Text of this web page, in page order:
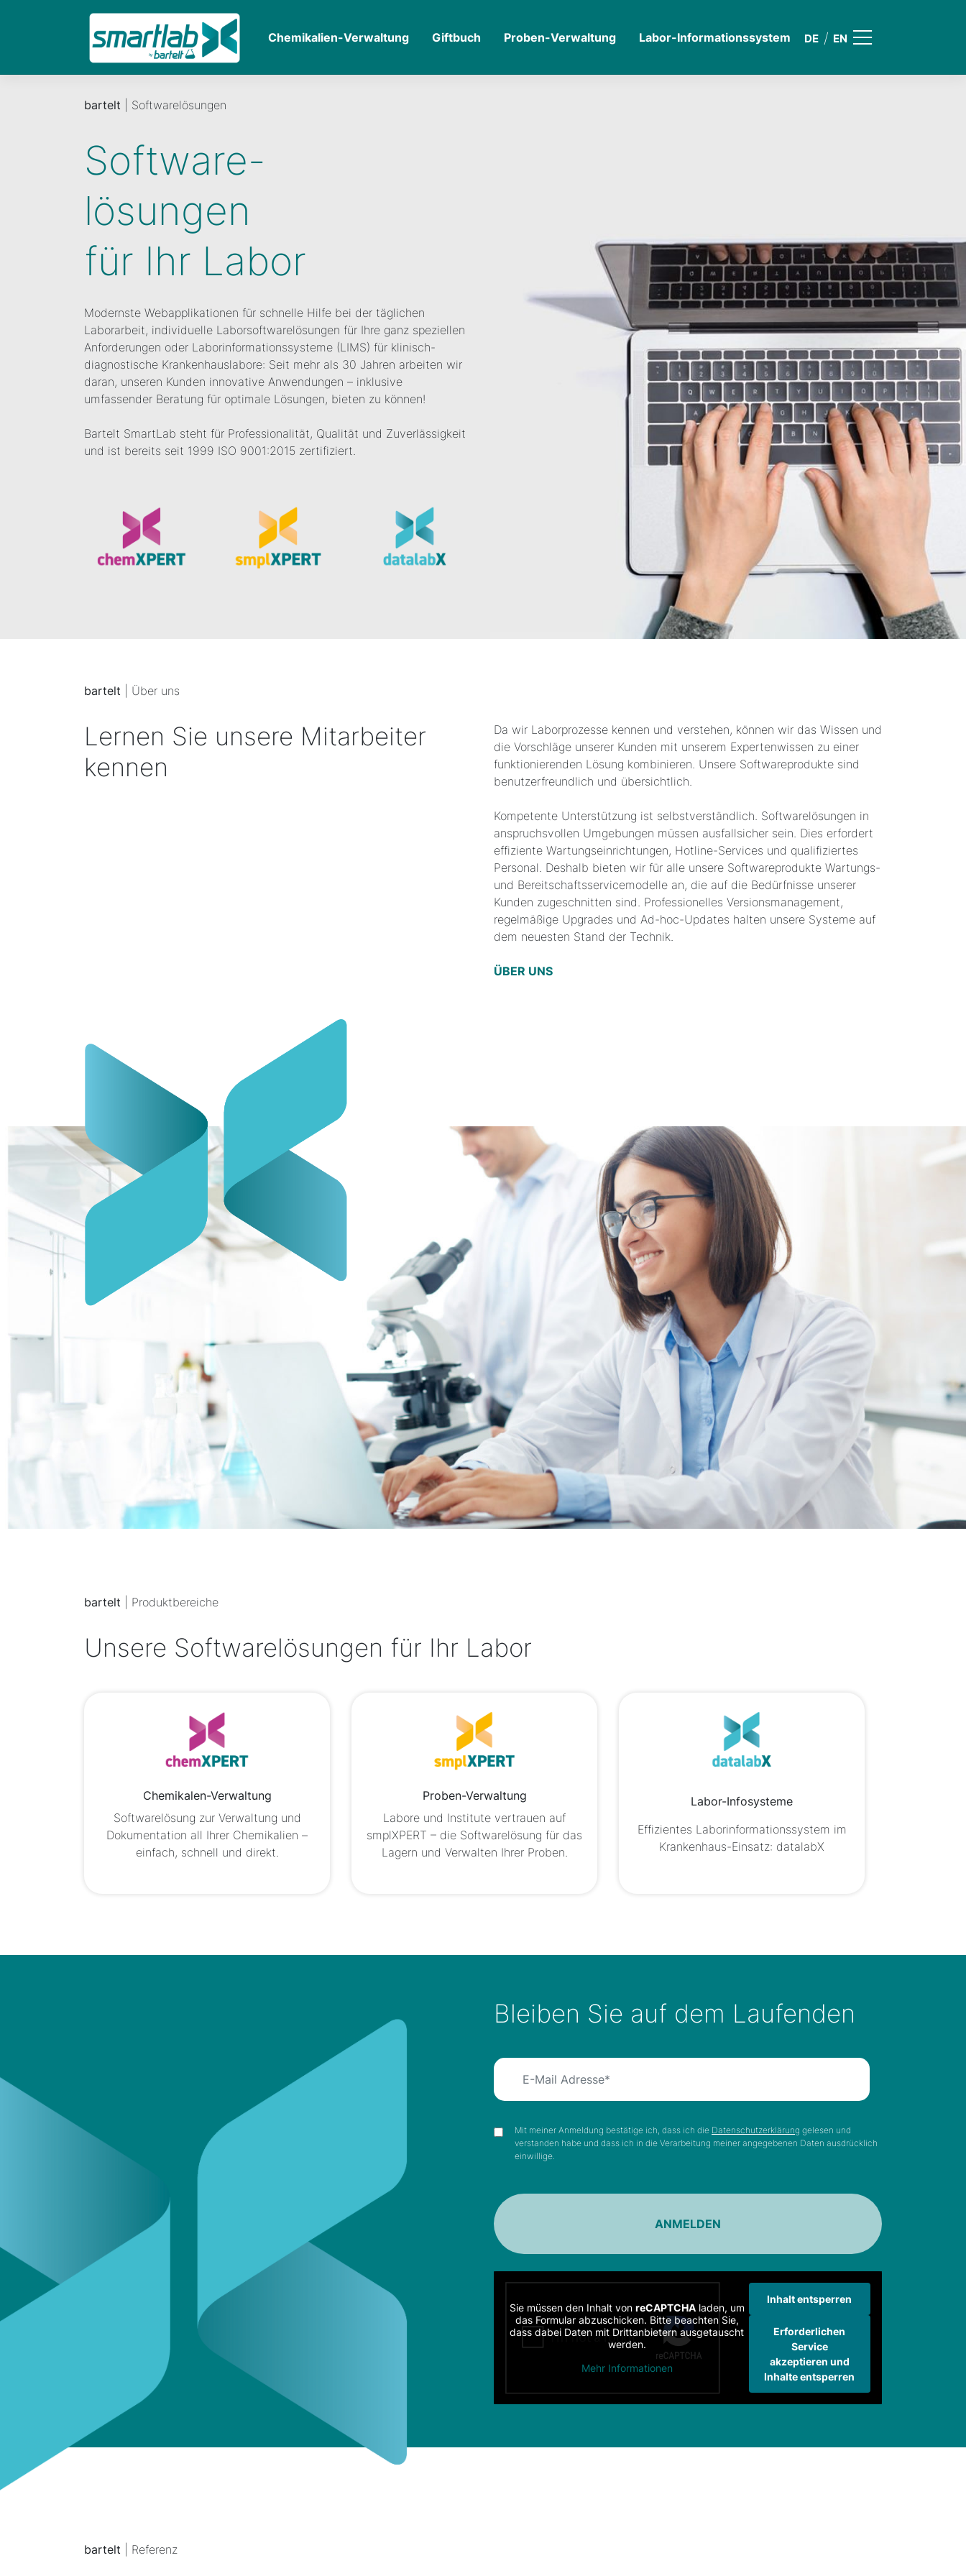
Chemikalien-Verwaltung Giftbuch Proben-Verwaltung Labor-Informationssystem DE EN
bartelt | Softwarelösungen
Software-
lösungen
für Ihr Labor
Modernste Webapplikationen für schnelle Hilfe bei der täglichen
Laborarbeit, individuelle Laborsoftwarelösungen für Ihre ganz speziellen
Anforderungen oder Laborinformationssysteme (LIMS) für klinisch-
diagnostische Krankenhauslabore: Seit mehr als 30 Jahren arbeiten wir
daran, unseren Kunden innovative Anwendungen – inklusive
umfassender Beratung für optimale Lösungen, bieten zu können!
Bartelt SmartLab steht für Professionalität, Qualität und Zuverlässigkeit
und ist bereits seit 1999 ISO 9001:2015 zertifiziert.
bartelt | Über uns
Lernen Sie unsere Mitarbeiter
kennen
Da wir Laborprozesse kennen und verstehen, können wir das Wissen und
die Vorschläge unserer Kunden mit unserem Expertenwissen zu einer
funktionierenden Lösung kombinieren. Unsere Softwareprodukte sind
benutzerfreundlich und übersichtlich.
Kompetente Unterstützung ist selbstverständlich. Softwarelösungen in
anspruchsvollen Umgebungen müssen ausfallsicher sein. Dies erfordert
effiziente Wartungseinrichtungen, Hotline-Services und qualifiziertes
Personal. Deshalb bieten wir für alle unsere Softwareprodukte Wartungs-
und Bereitschaftsservicemodelle an, die auf die Bedürfnisse unserer
Kunden zugeschnitten sind. Professionelles Versionsmanagement,
regelmäßige Upgrades und Ad-hoc-Updates halten unsere Systeme auf
dem neuesten Stand der Technik.
ÜBER UNS
bartelt | Produktbereiche
Unsere Softwarelösungen für Ihr Labor
Chemikalen-Verwaltung
Softwarelösung zur Verwaltung und
Dokumentation all Ihrer Chemikalien –
einfach, schnell und direkt.
Proben-Verwaltung
Labore und Institute vertrauen auf
smplXPERT – die Softwarelösung für das
Lagern und Verwalten Ihrer Proben.
Labor-Infosysteme
Effizientes Laborinformationssystem im
Krankenhaus-Einsatz: datalabX
Bleiben Sie auf dem Laufenden
Mit meiner Anmeldung bestätige ich, dass ich die Datenschutzerklärung gelesen und
verstanden habe und dass ich in die Verarbeitung meiner angegebenen Daten ausdrücklich
einwillige.
Sie müssen den Inhalt von reCAPTCHAladen, um
das Formular abzuschicken. Bitte beachten Sie,
dass dabei Daten mit Drittanbietern ausgetauscht
werden.
Mehr Informationen
Inhalt entsperren
Erforderlichen
Service
akzeptieren und
Inhalte entsperren
bartelt | Referenz